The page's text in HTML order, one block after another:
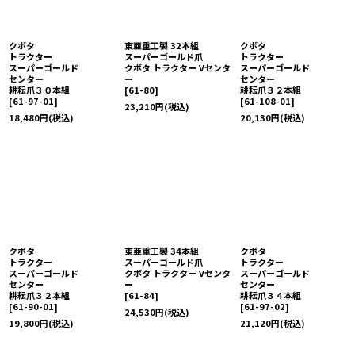
クボタ
トラクター
スーパーゴールド
センター
耕耘爪３０本組
[61-97-01]
18,480円(税込)
東亜重工製 32本組
スーパーゴールド爪
クボタ トラクター Vセンタ
ー
[61-80]
23,210円(税込)
クボタ
トラクター
スーパーゴールド
センター
耕耘爪３２本組
[61-108-01]
20,130円(税込)
クボタ
トラクター
スーパーゴールド
センター
耕耘爪３２本組
[61-90-01]
19,800円(税込)
東亜重工製 34本組
スーパーゴールド爪
クボタ トラクター Vセンタ
ー
[61-84]
24,530円(税込)
クボタ
トラクター
スーパーゴールド
センター
耕耘爪３４本組
[61-97-02]
21,120円(税込)